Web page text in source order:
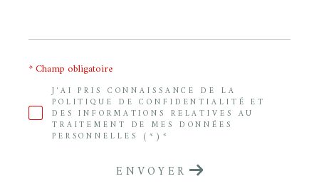
J'AI PRIS CONNAISSANCE DE LA
POLITIQUE DE CONFIDENTIALITÉ ET
DES INFORMATIONS RELATIVES AU
TRAITEMENT DE MES DONNÉES
PERSONNELLES (*)*
* Champ obligatoire
ENVOYER